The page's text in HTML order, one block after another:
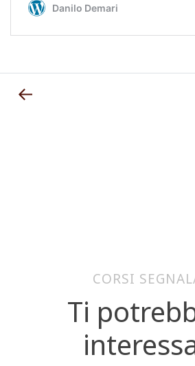
CORSI
Ti